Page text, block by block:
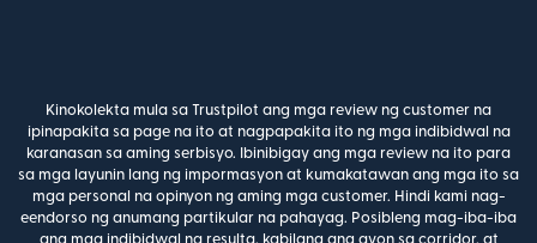
Kinokolekta mula sa Trustpilot ang mga review ng customer na
ipinapakita sa page na ito at nagpapakita ito ng mga indibidwal na
karanasan sa aming serbisyo. Ibinibigay ang mga review na ito para
sa mga layunin lang ng impormasyon at kumakatawan ang mga ito sa
mga personal na opinyon ng aming mga customer. Hindi kami nag-
eendorso ng anumang partikular na pahayag. Posibleng mag-iba-iba
ang mga indibidwal na resulta, kabilang ang ayon sa corridor, at